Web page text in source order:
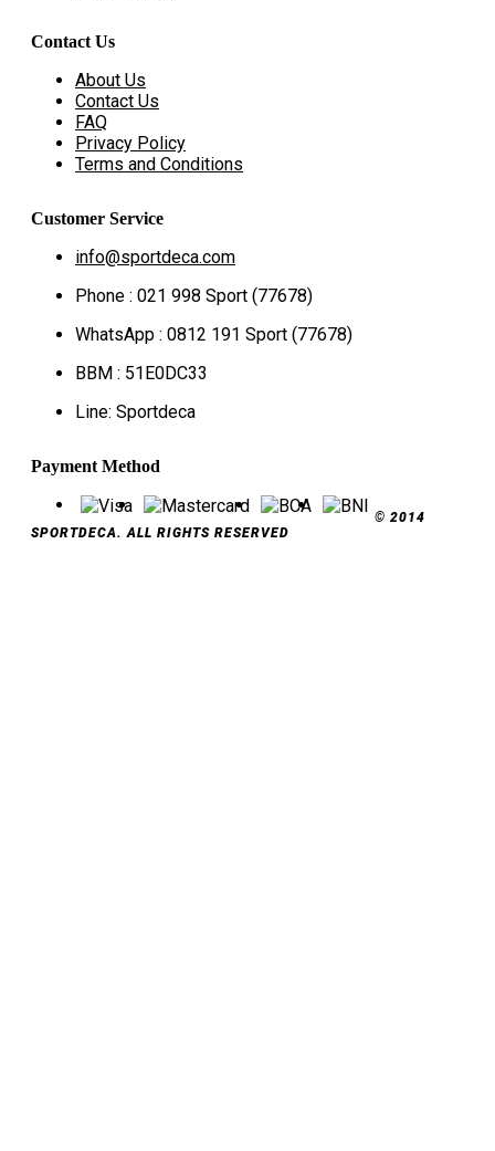
Contact Us
About Us
Contact Us
FAQ
Privacy Policy
Terms and Conditions
Customer Service
info@sportdeca.com
Phone : 021 998 Sport (77678)
WhatsApp : 0812 191 Sport (77678)
BBM : 51E0DC33
Line: Sportdeca
Payment Method
© 2014
SPORTDECA. ALL RIGHTS RESERVED